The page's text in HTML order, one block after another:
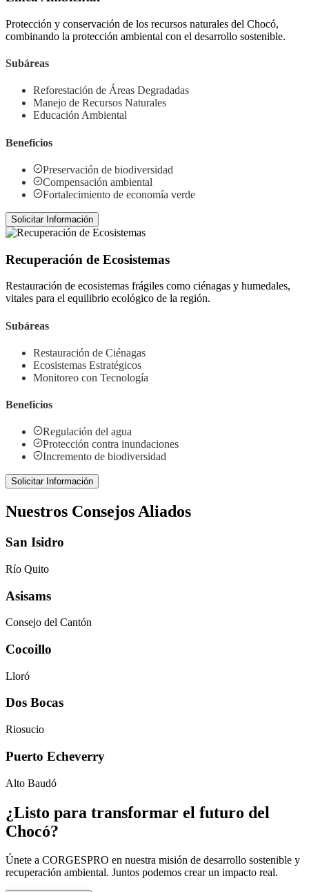
Protección y conservación de los recursos naturales del Chocó,
combinando la protección ambiental con el desarrollo sostenible.
Subáreas
Reforestación de Áreas Degradadas
Manejo de Recursos Naturales
Educación Ambiental
Beneficios
Preservación de biodiversidad
Compensación ambiental
Fortalecimiento de economía verde
Solicitar Información
Recuperación de Ecosistemas
Restauración de ecosistemas frágiles como ciénagas y humedales,
vitales para el equilibrio ecológico de la región.
Subáreas
Restauración de Ciénagas
Ecosistemas Estratégicos
Monitoreo con Tecnología
Beneficios
Regulación del agua
Protección contra inundaciones
Incremento de biodiversidad
Solicitar Información
Nuestros Consejos Aliados
San Isidro
Río Quito
Asisams
Consejo del Cantón
Cocoillo
Lloró
Dos Bocas
Riosucio
Puerto Echeverry
Alto Baudó
¿Listo para transformar el futuro del
Chocó?
Únete a CORGESPRO en nuestra misión de desarrollo sostenible y
recuperación ambiental. Juntos podemos crear un impacto real.